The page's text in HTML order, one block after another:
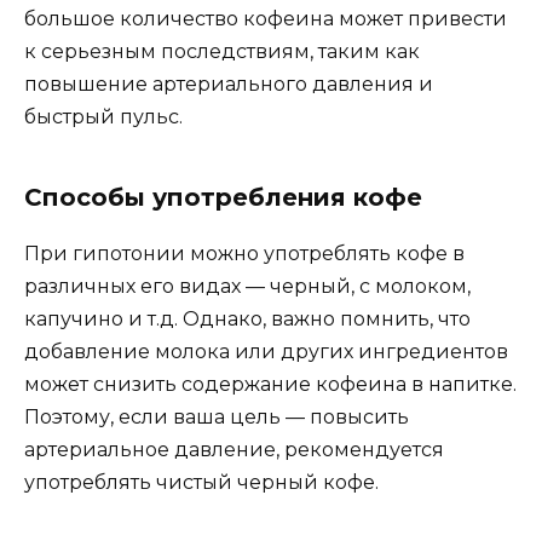
большое количество кофеина может привести
к серьезным последствиям, таким как
повышение артериального давления и
быстрый пульс.
Способы употребления кофе
При гипотонии можно употреблять кофе в
различных его видах — черный, с молоком,
капучино и т.д. Однако, важно помнить, что
добавление молока или других ингредиентов
может снизить содержание кофеина в напитке.
Поэтому, если ваша цель — повысить
артериальное давление, рекомендуется
употреблять чистый черный кофе.